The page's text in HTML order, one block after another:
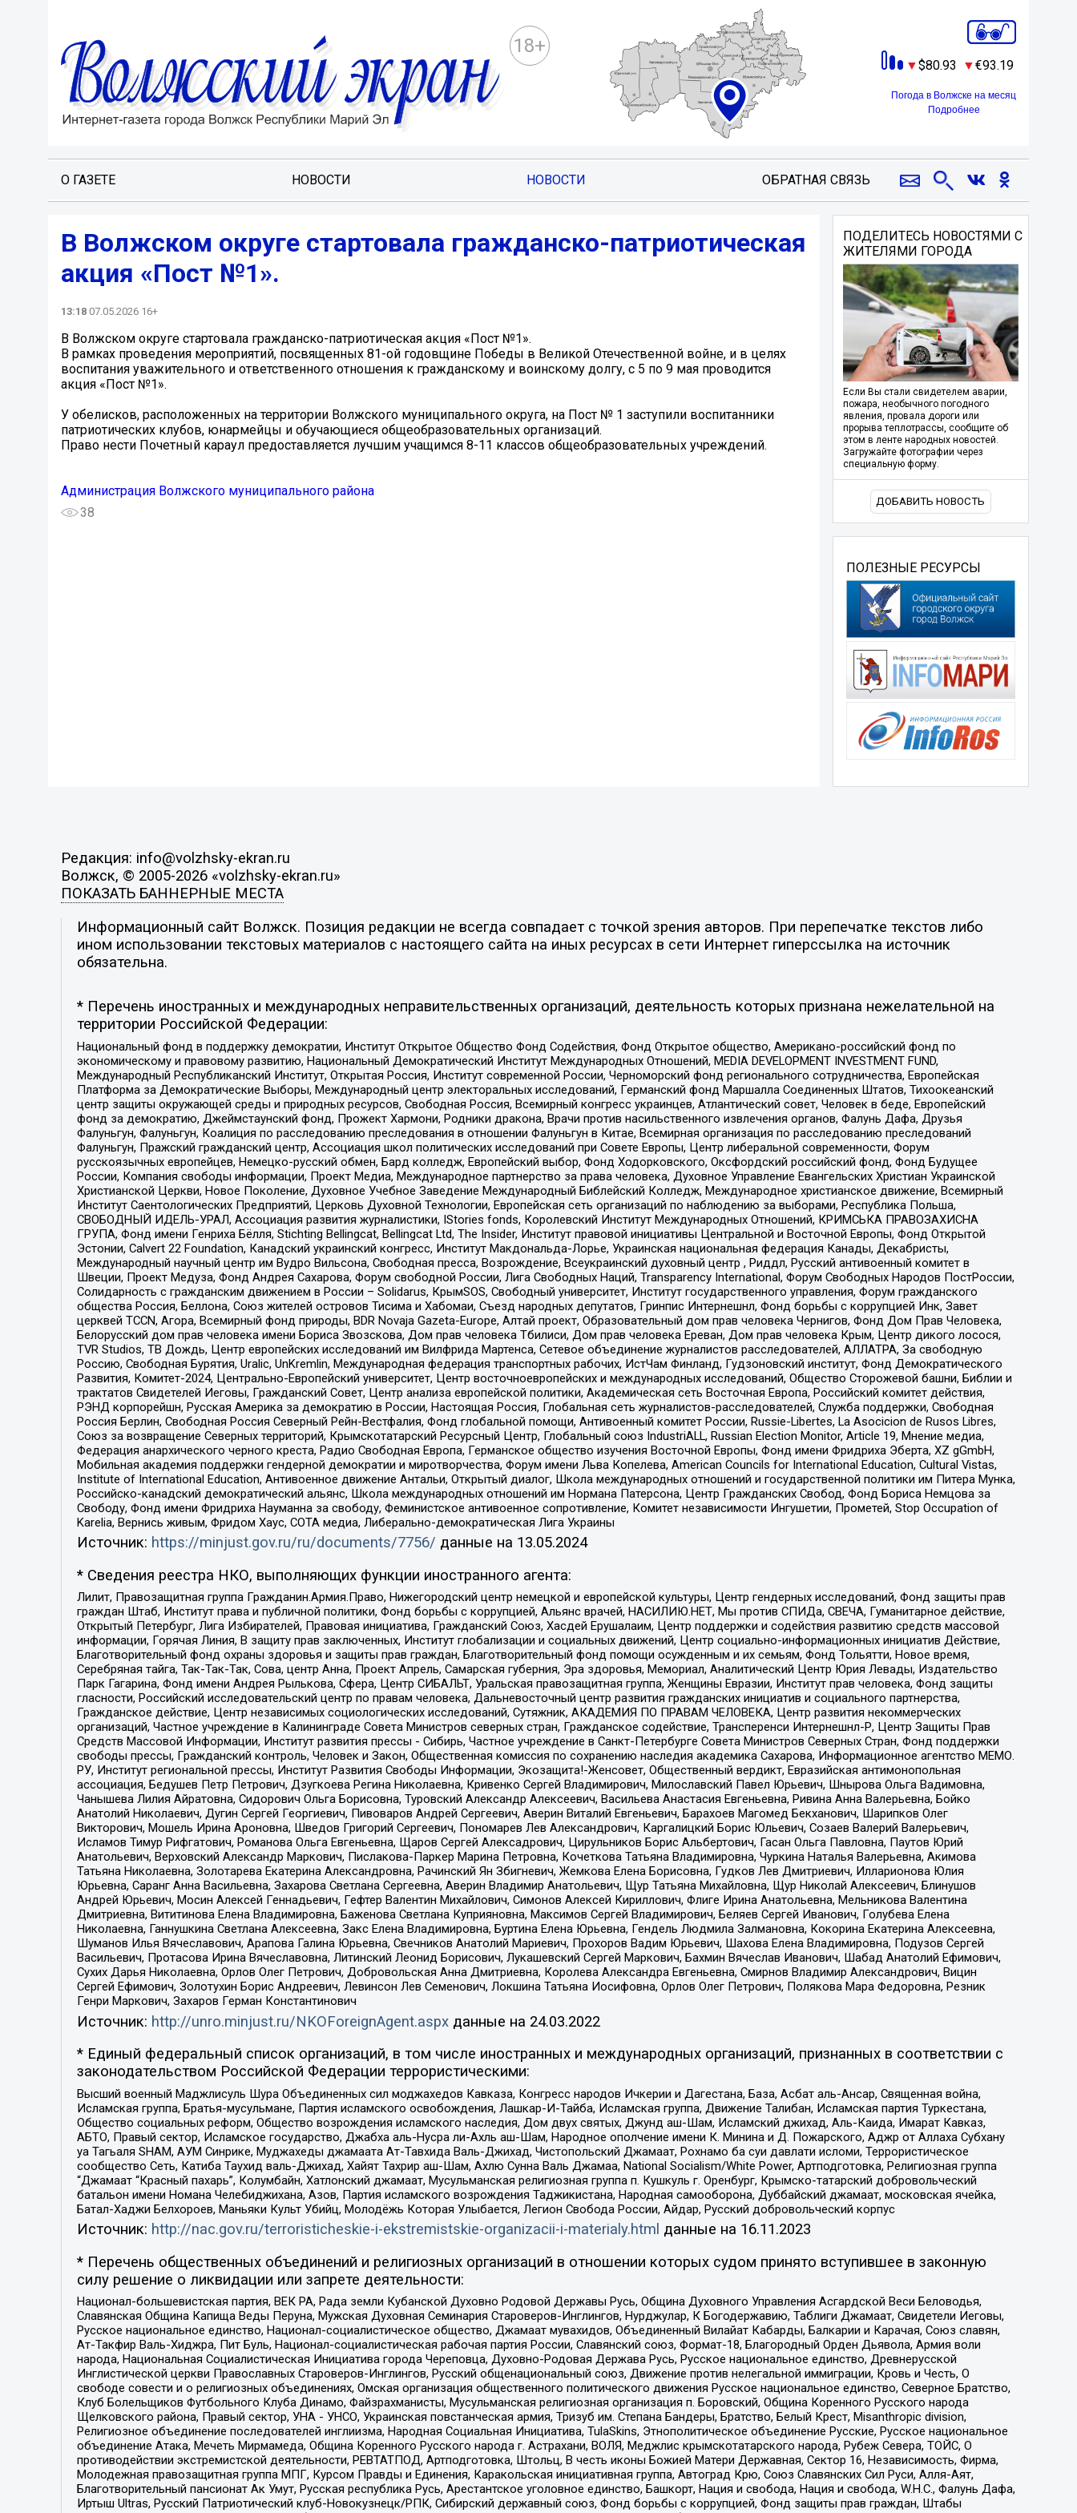
18+
80.93 93.19
Погода в Волжске на месяц
Подробнее
О ГАЗЕТЕ НОВОСТИ НОВОСТИ ОБРАТНАЯ СВЯЗЬ
В Волжском округе стартовала гражданско-патриотическая
акция «Пост №1».
13:18 07.05.2026 16+
В Волжском округе стартовала гражданско-патриотическая акция «Пост №1».
В рамках проведения мероприятий, посвященных 81-ой годовщине Победы в Великой Отечественной войне, и в целях
воспитания уважительного и ответственного отношения к гражданскому и воинскому долгу, с 5 по 9 мая проводится
акция «Пост №1».
У обелисков, расположенных на территории Волжского муниципального округа, на Пост № 1 заступили воспитанники
патриотических клубов, юнармейцы и обучающиеся общеобразовательных организаций.
Право нести Почетный караул предоставляется лучшим учащимся 8-11 классов общеобразовательных учреждений.
Администрация Волжского муниципального района
38
ПОДЕЛИТЕСЬ НОВОСТЯМИ С
ЖИТЕЛЯМИ ГОРОДА
Если Вы стали свидетелем аварии,
пожара, необычного погодного
явления, провала дороги или
прорыва теплотрассы, сообщите об
этом в ленте народных новостей.
Загружайте фотографии через
специальную форму.
ДОБАВИТЬ НОВОСТЬ
ПОЛЕЗНЫЕ РЕСУРСЫ
Редакция: info@volzhsky-ekran.ru
Волжск, © 2005-2026 «volzhsky-ekran.ru»
ПОКАЗАТЬ БАННЕРНЫЕ МЕСТА
Информационный сайт Волжск. Позиция редакции не всегда совпадает с точкой зрения авторов. При перепечатке текстов либо
ином использовании текстовых материалов с настоящего сайта на иных ресурсах в сети Интернет гиперссылка на источник
обязательна.
* Перечень иностранных и международных неправительственных организаций, деятельность которых признана нежелательной на
территории Российской Федерации:
Национальный фонд в поддержку демократии, Институт Открытое Общество Фонд Содействия, Фонд Открытое общество, Американо-российский фонд по
экономическому и правовому развитию, Национальный Демократический Институт Международных Отношений, MEDIA DEVELOPMENT INVESTMENT FUND,
Международный Республиканский Институт, Открытая Россия, Институт современной России, Черноморский фонд регионального сотрудничества, Европейская
Платформа за Демократические Выборы, Международный центр электоральных исследований, Германский фонд Маршалла Соединенных Штатов, Тихоокеанский
центр защиты окружающей среды и природных ресурсов, Свободная Россия, Всемирный конгресс украинцев, Атлантический совет, Человек в беде, Европейский
фонд за демократию, Джеймстаунский фонд, Прожект Хармони, Родники дракона, Врачи против насильственного извлечения органов, Фалунь Дафа, Друзья
Фалуньгун, Фалуньгун, Коалиция по расследованию преследования в отношении Фалуньгун в Китае, Всемирная организация по расследованию преследований
Фалуньгун, Пражский гражданский центр, Ассоциация школ политических исследований при Совете Европы, Центр либеральной современности, Форум
русскоязычных европейцев, Немецко-русский обмен, Бард колледж, Европейский выбор, Фонд Ходорковского, Оксфордский российский фонд, Фонд Будущее
России, Компания свободы информации, Проект Медиа, Международное партнерство за права человека, Духовное Управление Евангельских Христиан Украинской
Христианской Церкви, Новое Поколение, Духовное Учебное Заведение Международный Библейский Колледж, Международное христианское движение, Всемирный
Институт Саентологических Предприятий, Церковь Духовной Технологии, Европейская сеть организаций по наблюдению за выборами, Республика Польша,
СВОБОДНЫЙ ИДЕЛЬ-УРАЛ, Ассоциация развития журналистики, IStories fonds, Королевский Институт Международных Отношений, КРИМСЬКА ПРАВОЗАХИСНА
ГРУПА, Фонд имени Генриха Бёлля, Stichting Bellingcat, Bellingcat Ltd, The Insider, Институт правовой инициативы Центральной и Восточной Европы, Фонд Открытой
Эстонии, Calvert 22 Foundation, Канадский украинский конгресс, Институт Макдональда-Лорье, Украинская национальная федерация Канады, Декабристы,
Международный научный центр им Вудро Вильсона, Свободная пресса, Возрождение, Всеукраинский духовный центр , Риддл, Русский антивоенный комитет в
Швеции, Проект Медуза, Фонд Андрея Сахарова, Форум свободной России, Лига Свободных Наций, Transparеncy International, Форум Свободных Народов ПостРоссии,
Солидарность с гражданским движением в России – Solidarus, КрымSOS, Свободный университет, Институт государственного управления, Форум гражданского
общества Россия, Беллона, Союз жителей островов Тисима и Хабомаи, Съезд народных депутатов, Гринпис Интернешнл, Фонд борьбы с коррупцией Инк, Завет
церквей TCCN, Агора, Всемирный фонд природы, BDR Novaja Gazeta-Europe, Алтай проект, Образовательный дом прав человека Чернигов, Фонд Дом Прав Человека,
Белорусский дом прав человека имени Бориса Звозскова, Дом прав человека Тбилиси, Дом прав человека Ереван, Дом прав человека Крым, Центр дикого лосося,
TVR Studios, ТВ Дождь, Центр европейских исследований им Вилфрида Мартенса, Сетевое объединение журналистов расследователей, АЛЛАТРА, За свободную
Россию, Свободная Бурятия, Uralic, UnKremlin, Международная федерация транспортных рабочих, ИстЧам Финланд, Гудзоновский институт, Фонд Демократического
Развития, Комитет-2024, Центрально-Европейский университет, Центр восточноевропейских и международных исследований, Общество Сторожевой башни, Библии и
трактатов Свидетелей Иеговы, Гражданский Совет, Центр анализа европейской политики, Академическая сеть Восточная Европа, Российский комитет действия,
РЭНД корпорейшн, Русская Америка за демократию в России, Настоящая Россия, Глобальная сеть журналистов-расследователей, Служба поддержки, Свободная
Россия Берлин, Свободная Россия Северный Рейн-Вестфалия, Фонд глобальной помощи, Антивоенный комитет России, Russie-Libertes, La Asocicion de Rusos Libres,
Союз за возвращение Северных территорий, Крымскотатарский Ресурсный Центр, Глобальный союз IndustriALL, Russian Election Monitor, Article 19, Мнение медиа,
Федерация анархического черного креста, Радио Свободная Европа, Германское общество изучения Восточной Европы, Фонд имени Фридриха Эберта, XZ gGmbH,
Мобильная академия поддержки гендерной демократии и миротворчества, Форум имени Льва Копелева, American Councils for International Education, Cultural Vistas,
Institute of International Education, Антивоенное движение Антальи, Открытый диалог, Школа международных отношений и государственной политики им Питера Мунка,
Российско-канадский демократический альянс, Школа международных отношений им Нормана Патерсона, Центр Гражданских Свобод, Фонд Бориса Немцова за
Свободу, Фонд имени Фридриха Науманна за свободу, Феминистское антивоенное сопротивление, Комитет независимости Ингушетии, Прометей, Stop Occupation of
Karelia, Вернись живым, Фридом Хаус, СОТА медиа, Либерально-демократическая Лига Украины
Источник: https://minjust.gov.ru/ru/documents/7756/ данные на 13.05.2024
* Сведения реестра НКО, выполняющих функции иностранного агента:
Лилит, Правозащитная группа Гражданин.Армия.Право, Нижегородский центр немецкой и европейской культуры, Центр гендерных исследований, Фонд защиты прав
граждан Штаб, Институт права и публичной политики, Фонд борьбы с коррупцией, Альянс врачей, НАСИЛИЮ.НЕТ, Мы против СПИДа, СВЕЧА, Гуманитарное действие,
Открытый Петербург, Лига Избирателей, Правовая инициатива, Гражданский Союз, Хасдей Ерушалаим, Центр поддержки и содействия развитию средств массовой
информации, Горячая Линия, В защиту прав заключенных, Институт глобализации и социальных движений, Центр социально-информационных инициатив Действие,
Благотворительный фонд охраны здоровья и защиты прав граждан, Благотворительный фонд помощи осужденным и их семьям, Фонд Тольятти, Новое время,
Серебряная тайга, Так-Так-Так, Сова, центр Анна, Проект Апрель, Самарская губерния, Эра здоровья, Мемориал, Аналитический Центр Юрия Левады, Издательство
Парк Гагарина, Фонд имени Андрея Рылькова, Сфера, Центр СИБАЛЬТ, Уральская правозащитная группа, Женщины Евразии, Институт прав человека, Фонд защиты
гласности, Российский исследовательский центр по правам человека, Дальневосточный центр развития гражданских инициатив и социального партнерства,
Гражданское действие, Центр независимых социологических исследований, Сутяжник, АКАДЕМИЯ ПО ПРАВАМ ЧЕЛОВЕКА, Центр развития некоммерческих
организаций, Частное учреждение в Калининграде Совета Министров северных стран, Гражданское содействие, Трансперенси Интернешнл-Р, Центр Защиты Прав
Средств Массовой Информации, Институт развития прессы - Сибирь, Частное учреждение в Санкт-Петербурге Совета Министров Северных Стран, Фонд поддержки
свободы прессы, Гражданский контроль, Человек и Закон, Общественная комиссия по сохранению наследия академика Сахарова, Информационное агентство МЕМО.
РУ, Институт региональной прессы, Институт Развития Свободы Информации, Экозащита!-Женсовет, Общественный вердикт, Евразийская антимонопольная
ассоциация, Бедушев Петр Петрович, Дзугкоева Регина Николаевна, Кривенко Сергей Владимирович, Милославский Павел Юрьевич, Шнырова Ольга Вадимовна,
Чанышева Лилия Айратовна, Сидорович Ольга Борисовна, Туровский Александр Алексеевич, Васильева Анастасия Евгеньевна, Ривина Анна Валерьевна, Бойко
Анатолий Николаевич, Дугин Сергей Георгиевич, Пивоваров Андрей Сергеевич, Аверин Виталий Евгеньевич, Барахоев Магомед Бекханович, Шарипков Олег
Викторович, Мошель Ирина Ароновна, Шведов Григорий Сергеевич, Пономарев Лев Александрович, Каргалицкий Борис Юльевич, Созаев Валерий Валерьевич,
Исламов Тимур Рифгатович, Романова Ольга Евгеньевна, Щаров Сергей Алексадрович, Цирульников Борис Альбертович, Гасан Ольга Павловна, Паутов Юрий
Анатольевич, Верховский Александр Маркович, Пислакова-Паркер Марина Петровна, Кочеткова Татьяна Владимировна, Чуркина Наталья Валерьевна, Акимова
Татьяна Николаевна, Золотарева Екатерина Александровна, Рачинский Ян Збигневич, Жемкова Елена Борисовна, Гудков Лев Дмитриевич, Илларионова Юлия
Юрьевна, Саранг Анна Васильевна, Захарова Светлана Сергеевна, Аверин Владимир Анатольевич, Щур Татьяна Михайловна, Щур Николай Алексеевич, Блинушов
Андрей Юрьевич, Мосин Алексей Геннадьевич, Гефтер Валентин Михайлович, Симонов Алексей Кириллович, Флиге Ирина Анатольевна, Мельникова Валентина
Дмитриевна, Вититинова Елена Владимировна, Баженова Светлана Куприяновна, Максимов Сергей Владимирович, Беляев Сергей Иванович, Голубева Елена
Николаевна, Ганнушкина Светлана Алексеевна, Закс Елена Владимировна, Буртина Елена Юрьевна, Гендель Людмила Залмановна, Кокорина Екатерина Алексеевна,
Шуманов Илья Вячеславович, Арапова Галина Юрьевна, Свечников Анатолий Мариевич, Прохоров Вадим Юрьевич, Шахова Елена Владимировна, Подузов Сергей
Васильевич, Протасова Ирина Вячеславовна, Литинский Леонид Борисович, Лукашевский Сергей Маркович, Бахмин Вячеслав Иванович, Шабад Анатолий Ефимович,
Сухих Дарья Николаевна, Орлов Олег Петрович, Добровольская Анна Дмитриевна, Королева Александра Евгеньевна, Смирнов Владимир Александрович, Вицин
Сергей Ефимович, Золотухин Борис Андреевич, Левинсон Лев Семенович, Локшина Татьяна Иосифовна, Орлов Олег Петрович, Полякова Мара Федоровна, Резник
Генри Маркович, Захаров Герман Константинович
Источник: http://unro.minjust.ru/NKOForeignAgent.aspxданные на 24.03.2022
* Единый федеральный список организаций, в том числе иностранных и международных организаций, признанных в соответствии с
законодательством Российской Федерации террористическими:
Высший военный Маджлисуль Шура Объединенных сил моджахедов Кавказа, Конгресс народов Ичкерии и Дагестана, База, Асбат аль-Ансар, Священная война,
Исламская группа, Братья-мусульмане, Партия исламского освобождения, Лашкар-И-Тайба, Исламская группа, Движение Талибан, Исламская партия Туркестана,
Общество социальных реформ, Общество возрождения исламского наследия, Дом двух святых, Джунд аш-Шам, Исламский джихад, Аль-Каида, Имарат Кавказ,
АБТО, Правый сектор, Исламское государство, Джабха аль-Нусра ли-Ахль аш-Шам, Народное ополчение имени К. Минина и Д. Пожарского, Аджр от Аллаха Субхану
уа Тагьаля SHAM, АУМ Синрике, Муджахеды джамаата Ат-Тавхида Валь-Джихад, Чистопольский Джамаат, Рохнамо ба суи давлати исломи, Террористическое
сообщество Сеть, Катиба Таухид валь-Джихад, Хайят Тахрир аш-Шам, Ахлю Сунна Валь Джамаа, National Socialism/White Power, Артподготовка, Религиозная группа
“Джамаат “Красный пахарь”, Колумбайн, Хатлонский джамаат, Мусульманская религиозная группа п. Кушкуль г. Оренбург, Крымско-татарский добровольческий
батальон имени Номана Челебиджихана, Азов, Партия исламского возрождения Таджикистана, Народная самооборона, Дуббайский джамаат, московская ячейка,
Батал-Хаджи Белхороев, Маньяки Культ Убийц, Молодёжь Которая Улыбается, Легион Свобода России, Айдар, Русский добровольческий корпус
Источник: http://nac.gov.ru/terroristicheskie-i-ekstremistskie-organizacii-i-materialy.html данные на 16.11.2023
* Перечень общественных объединений и религиозных организаций в отношении которых судом принято вступившее в законную
силу решение о ликвидации или запрете деятельности:
Национал-большевистская партия, ВЕК РА, Рада земли Кубанской Духовно Родовой Державы Русь, Община Духовного Управления Асгардской Веси Беловодья,
Славянская Община Капища Веды Перуна, Мужская Духовная Семинария Староверов-Инглингов, Нурджулар, К Богодержавию, Таблиги Джамаат, Свидетели Иеговы,
Русское национальное единство, Национал-социалистическое общество, Джамаат мувахидов, Объединенный Вилайат Кабарды, Балкарии и Карачая, Союз славян,
Ат-Такфир Валь-Хиджра, Пит Буль, Национал-социалистическая рабочая партия России, Славянский союз, Формат-18, Благородный Орден Дьявола, Армия воли
народа, Национальная Социалистическая Инициатива города Череповца, Духовно-Родовая Держава Русь, Русское национальное единство, Древнерусской
Инглистической церкви Православных Староверов-Инглингов, Русский общенациональный союз, Движение против нелегальной иммиграции, Кровь и Честь, О
свободе совести и о религиозных объединениях, Омская организация общественного политического движения Русское национальное единство, Северное Братство,
Клуб Болельщиков Футбольного Клуба Динамо, Файзрахманисты, Мусульманская религиозная организация п. Боровский, Община Коренного Русского народа
Щелковского района, Правый сектор, УНА - УНСО, Украинская повстанческая армия, Тризуб им. Степана Бандеры, Братство, Белый Крест, Misanthropic division,
Религиозное объединение последователей инглиизма, Народная Социальная Инициатива, TulaSkins, Этнополитическое объединение Русские, Русское национальное
объединение Атака, Мечеть Мирмамеда, Община Коренного Русского народа г. Астрахани, ВОЛЯ, Меджлис крымскотатарского народа, Рубеж Севера, ТОЙС, О
противодействии экстремистской деятельности, РЕВТАТПОД, Артподготовка, Штольц, В честь иконы Божией Матери Державная, Сектор 16, Независимость, Фирма,
Молодежная правозащитная группа МПГ, Курсом Правды и Единения, Каракольская инициативная группа, Автоград Крю, Союз Славянских Сил Руси, Алля-Аят,
Благотворительный пансионат Ак Умут, Русская республика Русь, Арестантское уголовное единство, Башкорт, Нация и свобода, Нация и свобода, W.H.С., Фалунь Дафа,
Иртыш Ultras, Русский Патриотический клуб-Новокузнецк/РПК, Сибирский державный союз, Фонд борьбы с коррупцией, Фонд защиты прав граждан, Штабы